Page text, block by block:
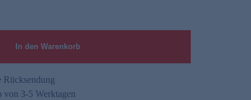
In den Warenkorb
Rücksendung
von 3-5 Werktagen